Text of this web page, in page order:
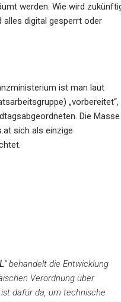
werden. Wie wird
alles digital gesperrt oder
ist man laut
„vorbereitet“,
Die Masse
sich als einzige
“ behandelt die Entwicklung
Verordnung über
dafür da, um technische